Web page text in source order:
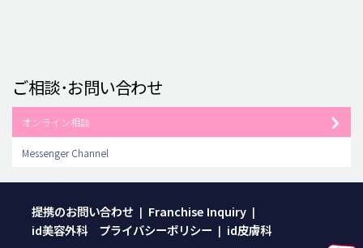
ご相談･お問い合わせ
オンライン相談
Messenger Channel
提携のお問い合わせ | Franchise Inquiry |
id美容外科 プライバシーポリシー | id皮膚科